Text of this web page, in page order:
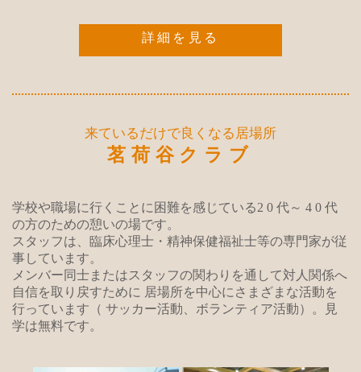
詳細を見る
来ているだけで良くなる居場所
茗荷谷クラブ
学校や職場に行くことに困難を感じている2 0 代～ 4 0 代
の方のための憩いの場です。
スタッフは、臨床心理士・精神保健福祉士等の専門家が従
事しています。
メンバー同士またはスタッフの関わりを通して対人関係へ
自信を取り戻すために 居場所を中心にさまざまな活動を
行っています（ サッカー活動、ボランティア活動）。見
学は無料です。